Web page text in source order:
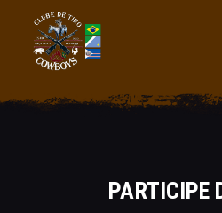
PARTICIPE